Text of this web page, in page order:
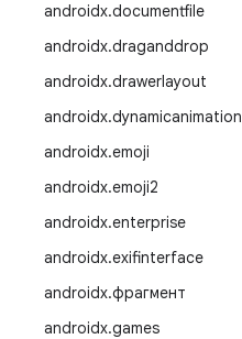
androidx.documentfile
androidx.draganddrop
androidx.drawerlayout
androidx.dynamicanimation
androidx.emoji
androidx.emoji2
androidx.enterprise
androidx.exifinterface
androidx.фрагмент
androidx.games